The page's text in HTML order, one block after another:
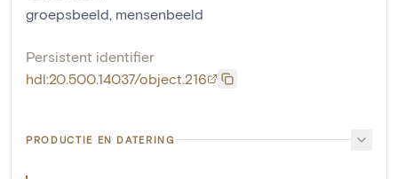
groepsbeeld mensenbeeld
Persistent identifier
hdl:20.500.14037/object.216
PRODUCTIE EN DATERING